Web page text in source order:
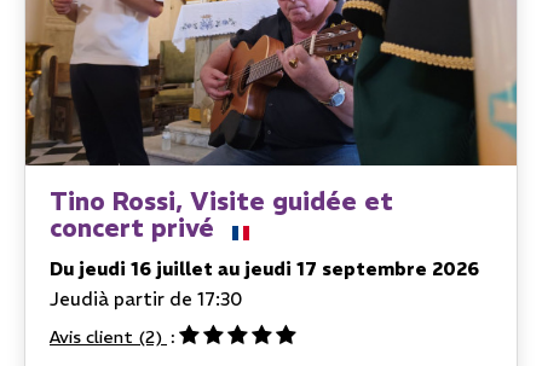
Tino Rossi, Visite guidée et
concert privé
Du jeudi 16 juillet au jeudi 17 septembre 2026
Jeudià partir de 17:30
Avis client (2)